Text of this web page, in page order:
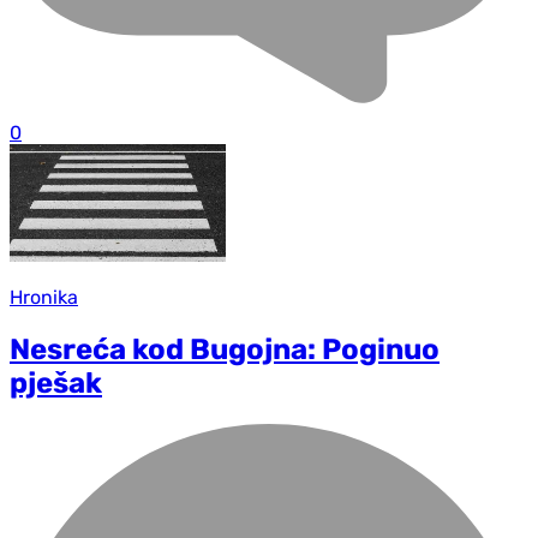
0
Hronika
Nesreća kod Bugojna: Poginuo
pješak